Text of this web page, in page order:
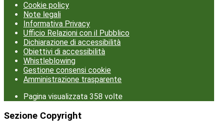
Cookie policy
Note legali
Informativa Privacy
Ufficio Relazioni con il Pubblico
Dichiarazione di accessibilità
Obiettivi di accessibilità
Whistleblowing
Gestione consensi cookie
Amministrazione trasparente
Pagina visualizzata 358 volte
Sezione Copyright